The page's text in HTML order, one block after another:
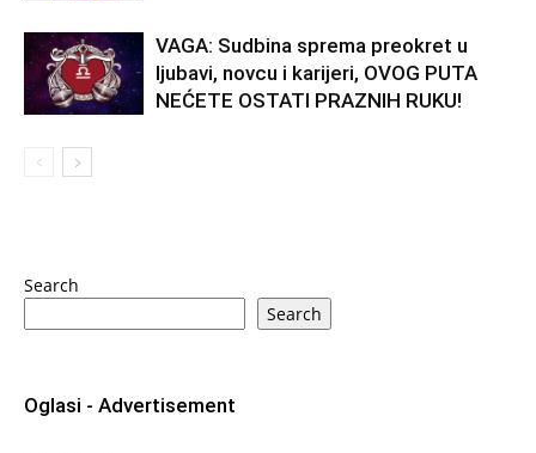
VAGA: Sudbina sprema preokret u
ljubavi, novcu i karijeri, OVOG PUTA
NEĆETE OSTATI PRAZNIH RUKU!
Search
Search
Oglasi - Advertisement